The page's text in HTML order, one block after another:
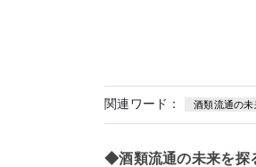
関連ワード： 酒類流通の未
◆酒類流通の未来を探